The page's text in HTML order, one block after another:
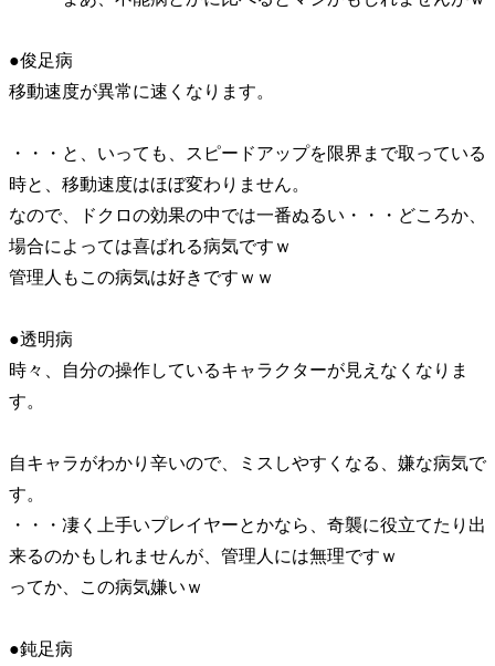
●俊足病
移動速度が異常に速くなります。
・・・と、いっても、スピードアップを限界まで取っている
時と、移動速度はほぼ変わりません。
なので、ドクロの効果の中では一番ぬるい・・・どころか、
場合によっては喜ばれる病気ですｗ
管理人もこの病気は好きですｗｗ
●透明病
時々、自分の操作しているキャラクターが見えなくなりま
す。
自キャラがわかり辛いので、ミスしやすくなる、嫌な病気で
す。
・・・凄く上手いプレイヤーとかなら、奇襲に役立てたり出
来るのかもしれませんが、管理人には無理ですｗ
ってか、この病気嫌いｗ
●鈍足病